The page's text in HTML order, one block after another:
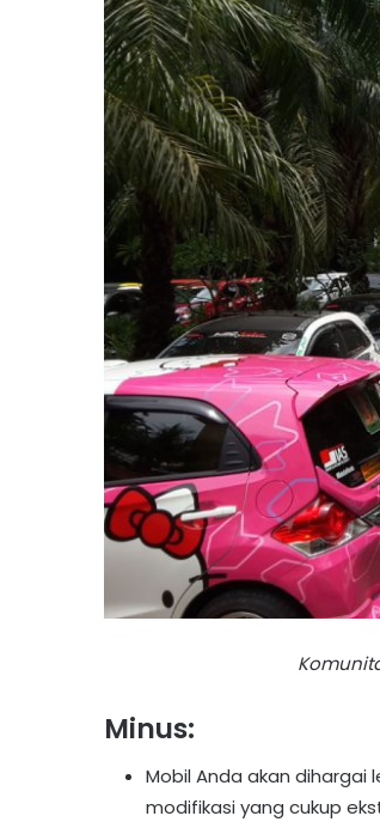
Minus:
Mobil Anda akan dihargai
modifikasi yang cukup